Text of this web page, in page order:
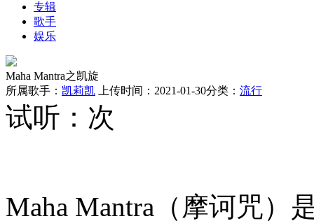
专辑
歌手
娱乐
Maha Mantra之凯旋
所属歌手： 凯莉凯 上传时间：2021-01-30分类： 流行
试听： 次
Maha Mantra（摩诃咒）